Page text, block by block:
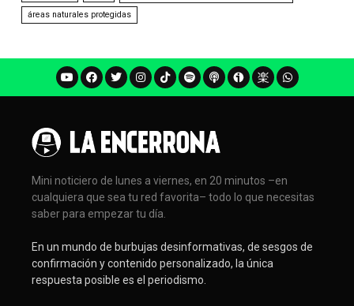
áreas naturales protegidas
Mini noticiero de lunes a viernes, en 20 minutos –en
cualquiera que sea tu red favorita– todo lo que necesitas
saber para empezar tu día.
En un mundo de burbujas desinformativas, de sesgos de
confirmación y contenido personalizado, la única
respuesta posible es el periodismo.